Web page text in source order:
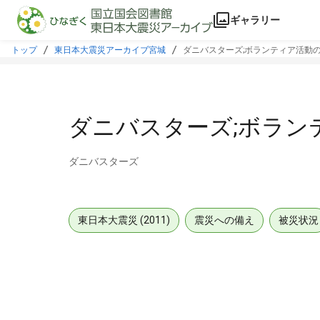
本文に飛ぶ
ギャラリー
トップ 東日本大震災アーカイブ宮城 ダニバスターズ;ボランティア活動
ダニバスターズ;ボラン
ダニバスターズ
東日本大震災 (2011) 震災への備え 被災状況